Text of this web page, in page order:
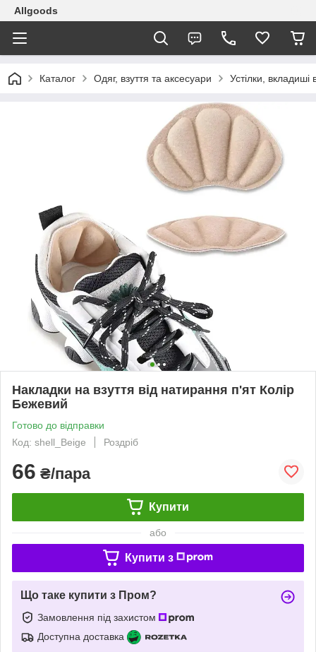
Allgoods
Каталог Одяг, взуття та аксесуари Устілки, вкладиші
Накладки на взуття від натирання п'ят Колір
Бежевий
Готово до відправки
Код: shell_Beige
Роздріб
66 ₴/пара
Купити
або
Купити з
Що таке купити з Пром?
Замовлення під захистом
Доступна доставка